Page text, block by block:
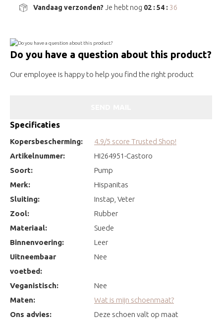
Vandaag verzonden? Je hebt nog 02 : 54 : 36
Do you have a question about this product?
Our employee is happy to help you find the right product
Specificaties
Kopersbescherming:
4.9/5 score Trusted Shop!
Artikelnummer:
HI264951-Castoro
Soort:
Pump
Merk:
Hispanitas
Sluiting:
Instap, Veter
Zool:
Rubber
Materiaal:
Suede
Binnenvoering:
Leer
Uitneembaar
voetbed:
Nee
Veganistisch:
Nee
Maten:
Wat is mijn schoenmaat?
Ons advies:
Deze schoen valt op maat